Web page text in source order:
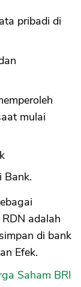
pribadi di
mulai
Bank.
adalah
di bank
Efek.
Saham BRI